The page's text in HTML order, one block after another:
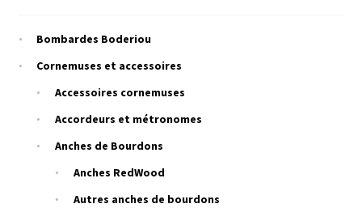
Bombardes Boderiou
Cornemuses et accessoires
Accessoires cornemuses
Accordeurs et métronomes
Anches de Bourdons
Anches RedWood
Autres anches de bourdons